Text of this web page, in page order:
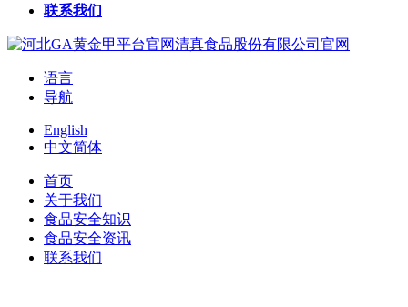
联系我们
语言
导航
English
中文简体
首页
关于我们
食品安全知识
食品安全资讯
联系我们